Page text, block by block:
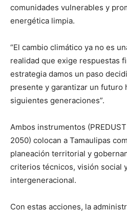
comunidades vulnerables y
energética limpia.
“El cambio climático ya no es
realidad que exige respuestas
estrategia damos un paso
presente y garantizar un futuro
siguientes generaciones”.
Ambos instrumentos
2050) colocan a Tamaulipas
planeación territorial y
criterios técnicos, visión social
intergeneracional.
Con estas acciones, la